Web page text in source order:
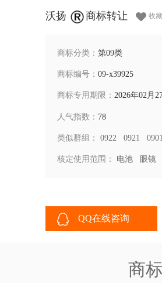
沃扬 商标转让 收藏
商标分类： 第09类
商标编号： 09-x39925
商标专用期限： 2026年02月
人气指数： 78
类似群组： 0922 0921 0901
核定使用范围： 电池 眼镜
QQ在线咨询
商